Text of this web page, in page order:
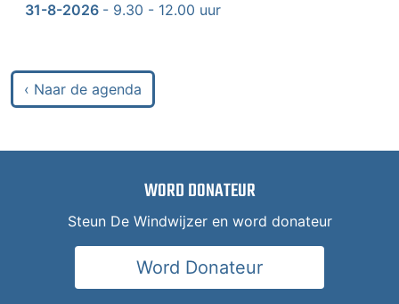
31-8-2026 - 9.30 - 12.00 uur
‹ Naar de agenda
WORD DONATEUR
Steun De Windwijzer en word donateur
Word Donateur